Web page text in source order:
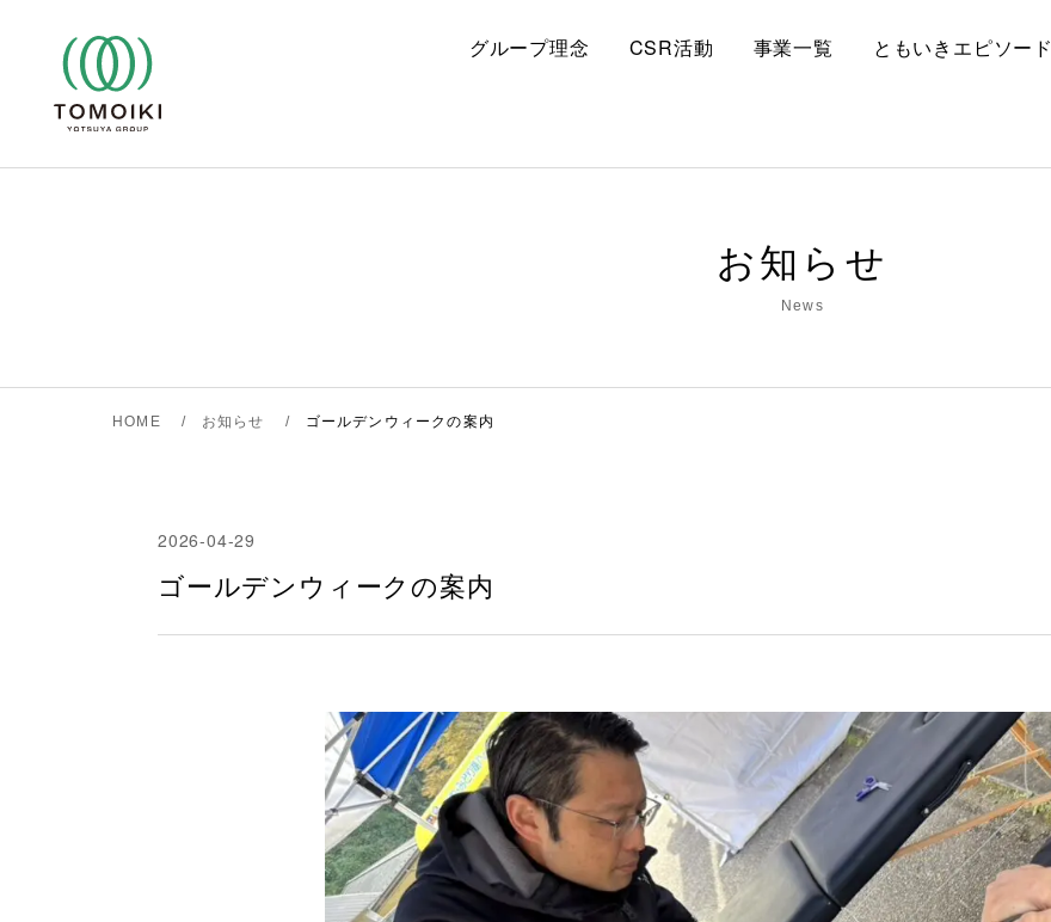
content
グループ理念 CSR活動 事業一覧 ともいきエピソード
お知らせ
News
HOME お知らせ ゴールデンウィークの案内
2026-04-29
ゴールデンウィークの案内